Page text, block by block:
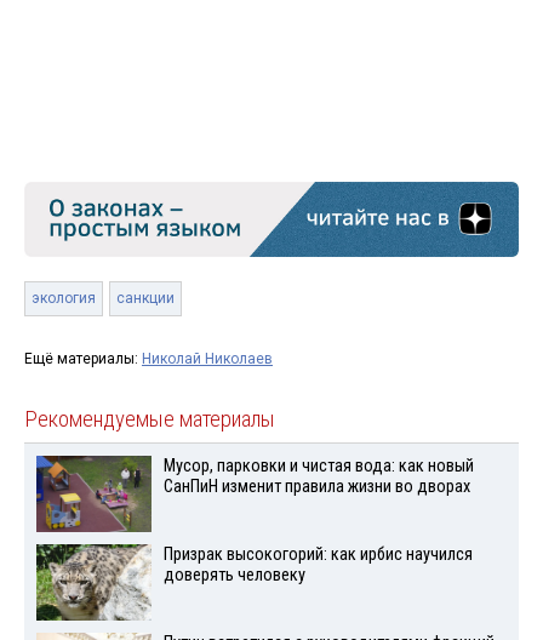
экология санкции
Ещё материалы: Николай Николаев
Рекомендуемые материалы
Мусор, парковки и чистая вода: как новый
СанПиН изменит правила жизни во дворах
Призрак высокогорий: как ирбис научился
доверять человеку